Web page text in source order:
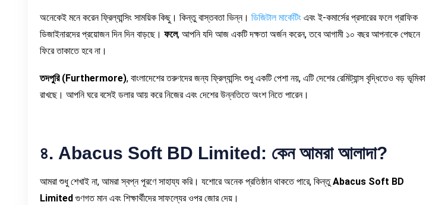
অনেকেই মনে করেন ফ্রিল্যান্সিং সাময়িক কিছু। কিন্তু বাস্তবতা ভিন্ন। ডিজিটাল মার্কেটিং এবং ই-কমার্সের প্রসারের ফলে গ্রাফিক
ডিজাইনারদের প্রয়োজন দিন দিন বাড়ছে। ফলে, আপনি যদি আজ একটি দক্ষতা অর্জন করেন, তবে আগামী ১০ বছর আপনাকে পেছনে
ফিরে তাকাতে হবে না।
তদপুরি(Furthermore), বাংলাদেশের তরুণদের জন্য ফ্রিল্যান্সিং শুধু একটি পেশা নয়, এটি দেশের রেমিট্যান্স বৃদ্ধিতেও বড় ভূমিকা
রাখছে। আপনি ঘরে বসেই ডলার আয় করে নিজের এবং দেশের উন্নতিতে অংশ নিতে পারেন।
৪. Abacus Soft BD Limited: কেন আমরা আলাদা?
আমরা শুধু শেখাই না, আমরা স্বপ্ন পূরণে সাহায্য করি। যশোরে অনেক প্রতিষ্ঠান থাকতে পারে, কিন্তুAbacus Soft BD
Limited গুণগত মান এবং শিক্ষার্থীদের সাফল্যের ওপর জোর দেয়।